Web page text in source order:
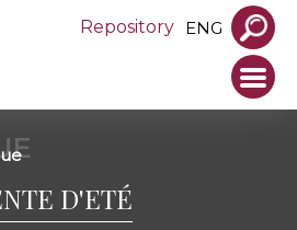
Repository ENG
D'ETÉ